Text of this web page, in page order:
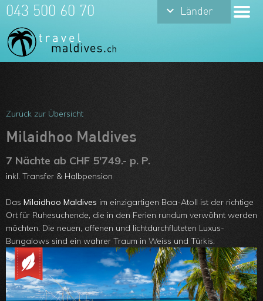
Team
Über uns
Feedbacks
Kontakt
ARVB
keyboard_arrow_down Länder
043 500 60 70
Zurück zur Übersicht
Milaidhoo Maldives
7 Nächte ab CHF 5'749.- p. P.
inkl. Transfer & Halbpension
Das Milaidhoo Maldives im einzigartigen Baa-Atoll ist der richtige
Ort für Ruhesuchende, die in den Ferien rundum verwöhnt werden
möchten. Die neuen, offenen und lichtdurchfluteten Luxus-
Bungalows sind ein wahrer Traum in Weiss und Türkis.